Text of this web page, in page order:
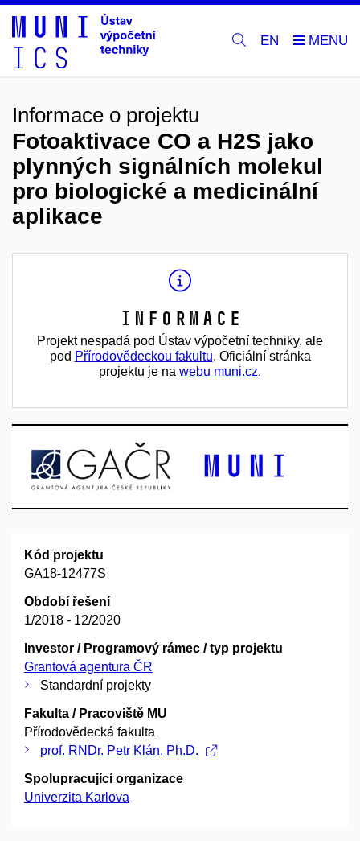
EN
Informace o projektu
Fotoaktivace CO a H2S jako
plynných signálních molekul
pro biologické a medicinální
aplikace
Informace
Projekt nespadá pod Ústav výpočetní techniky, ale
pod Přírodovědeckou fakultu. Oficiální stránka
projektu je na webu muni.cz.
Kód projektu
GA18-12477S
Období řešení
1/2018 - 12/2020
Investor / Programový rámec / typ projektu
Grantová agentura ČR
Standardní projekty
Fakulta / Pracoviště MU
Přírodovědecká fakulta
prof. RNDr. Petr Klán, Ph.D.
Spolupracující organizace
Univerzita Karlova